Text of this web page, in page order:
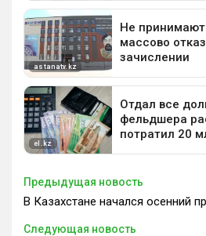
Предыдущая новость
В Казахстане начался осенний
Следующая новость